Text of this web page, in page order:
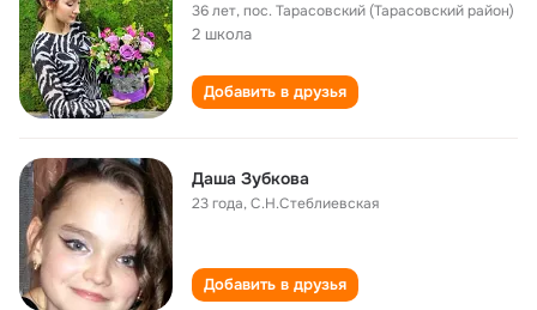
36 лет,пос. Тарасовский (Тарасовский район)
2 школа
Добавить в друзья
Даша Зубкова
23 года,С.Н.Стеблиевская
Добавить в друзья